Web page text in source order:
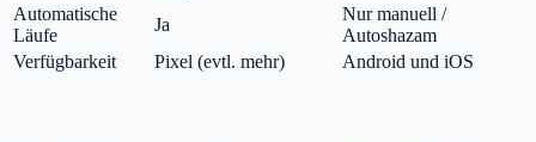
Automatische
Läufe
Ja
Nur manuell /
Autoshazam
Verfügbarkeit
Pixel (evtl. mehr) Android und iOS